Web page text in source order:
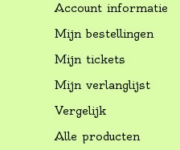
Account informatie
Mijn bestellingen
Mijn tickets
Mijn verlanglijst
Vergelijk
Alle producten